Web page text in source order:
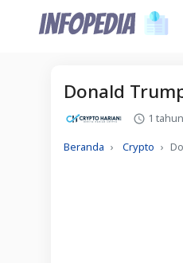
Donald
1
Beranda Crypto